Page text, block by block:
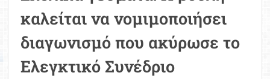
καλείται να νομιμοποιήσει
διαγωνισμό που ακύρωσε το
Ελεγκτικό Συνέδριο